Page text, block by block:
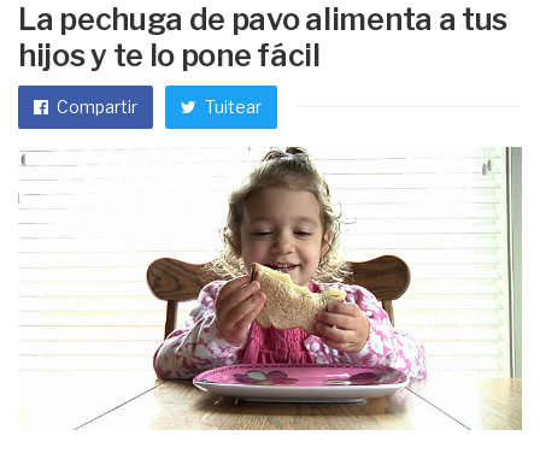
La pechuga de pavo alimenta a tus
hijos y te lo pone fácil
Compartir Tuitear